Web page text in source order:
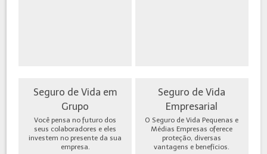
Seguro de Vida em
Grupo
Você pensa no futuro dos
seus colaboradores e eles
investem no presente da sua
empresa.
Seguro de Vida
Empresarial
O Seguro de Vida Pequenas e
Médias Empresas oferece
proteção, diversas
vantagens e benefícios.